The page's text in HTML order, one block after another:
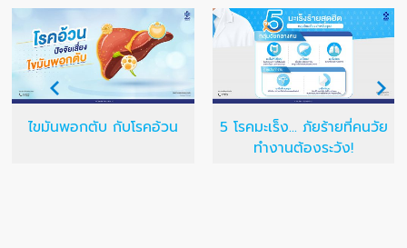
ไขมันพอกตับ กับโรคอ้วน
5 โรคมะเร็ง... ภัยร้ายที่คนวัย
ทำงานต้องระวัง!